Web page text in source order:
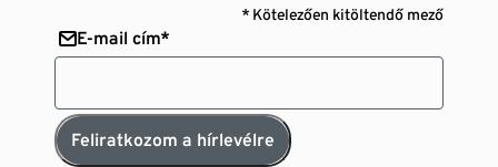
* Kötelezően kitöltendő mező
E-mail cím*
Feliratkozom a hírlevélre